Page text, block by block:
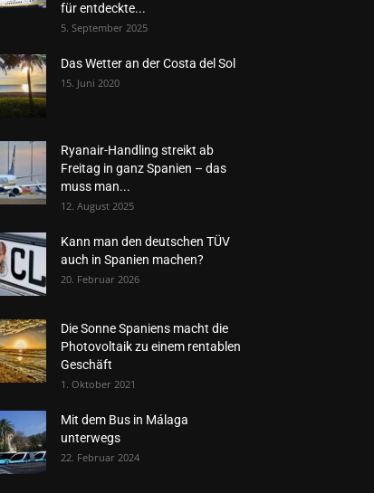
für entdeckte...
5. September 2025
Das Wetter an der Costa del Sol
15. Juni 2020
Ryanair-Handling streikt ab
Freitag in ganz Spanien – das
muss man...
12. August 2025
Kann man den deutschen TÜV
auch in Spanien machen?
20. Februar 2026
Die Sonne Spaniens macht die
Photovoltaik zu einem rentablen
Geschäft
1. Oktober 2021
Mit dem Bus in Málaga
unterwegs
22. Februar 2024